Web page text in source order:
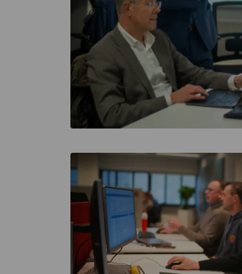
Lees
meer
over
Domeinarchitect
Platformen